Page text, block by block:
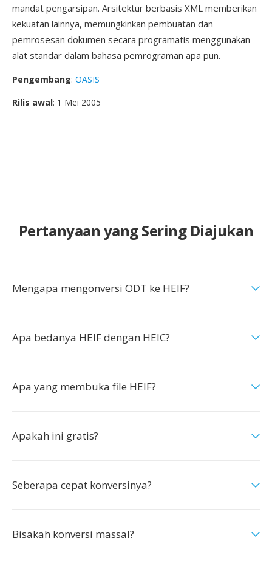
mandat pengarsipan. Arsitektur berbasis XML memberikan
kekuatan lainnya, memungkinkan pembuatan dan
pemrosesan dokumen secara programatis menggunakan
alat standar dalam bahasa pemrograman apa pun.
Pengembang: OASIS
Rilis awal: 1 Mei 2005
Pertanyaan yang Sering Diajukan
Mengapa mengonversi ODT ke HEIF?
Apa bedanya HEIF dengan HEIC?
Apa yang membuka file HEIF?
Apakah ini gratis?
Seberapa cepat konversinya?
Bisakah konversi massal?